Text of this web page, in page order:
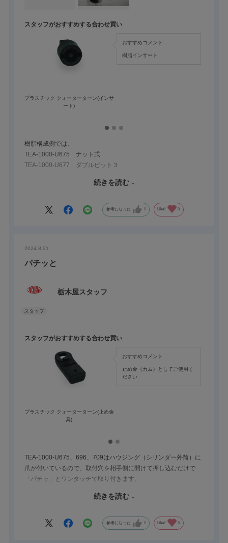
スタッフがおすすめする合わせ買い
プラスチック クォーターターン(インサ
ート)
おすすめコメント
樹脂インサート
樹脂構成例では、
TEA-1000-U675 ナット式
TEA-1000-U677 ダブルビット３
ナット式だけではなく、ワンタッチ式（TEA-1000-U696）も人
気で、TEO-1000-359（フィンガープル）をお使いいただくと、
Oリングとフラットシールを組み合わせれば防水仕様にもなりま
鍵穴を差し込んだままハンドルとして利用したい場合は、THA-
続きを読む
参考になった 0 Like! 0
2024.8.21
パチッと
栃木屋スタッフ
スタッフがおすすめする合わせ買い
プラスチック クォーターターン(止め金
具)
おすすめコメント
止め金（カム）としてご使用く
ださい
TEA-1000-U675、696、709はハウジング（シリンダー外筒）に
爪が付いているので、取付穴を相手側に開けて押し込むだけで
「パチッ」とワンタッチで取り付きます。
沢山取り付けが必要な箇所には便利な製品の一つとなっておりま
続きを読む
参考になった 0 Like! 0